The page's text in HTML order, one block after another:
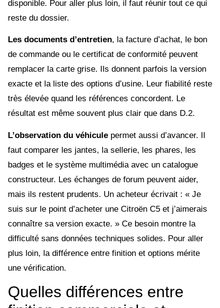
disponible. Pour aller plus loin, il faut réunir tout ce qui
reste du dossier.
Les documents d’entretien, la facture d’achat, le bon
de commande ou le certificat de conformité peuvent
remplacer la carte grise. Ils donnent parfois la version
exacte et la liste des options d’usine. Leur fiabilité reste
très élevée quand les références concordent. Le
résultat est même souvent plus clair que dans D.2.
L’observation du véhicule permet aussi d’avancer. Il
faut comparer les jantes, la sellerie, les phares, les
badges et le système multimédia avec un catalogue
constructeur. Les échanges de forum peuvent aider,
mais ils restent prudents. Un acheteur écrivait : « Je
suis sur le point d’acheter une Citroën C5 et j’aimerais
connaître sa version exacte. » Ce besoin montre la
difficulté sans données techniques solides. Pour aller
plus loin, la différence entre finition et options mérite
une vérification.
Quelles différences entre